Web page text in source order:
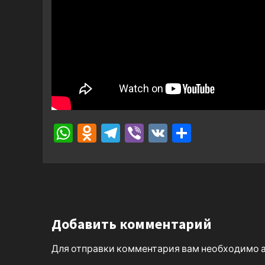
WhatsApp
Odnoklassniki
Telegram
Viber
VK
Добавить комментарий
Для отправки комментария вам необходимо